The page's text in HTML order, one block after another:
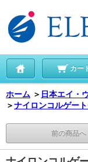
カー
ホーム ＞ 日本エイ・
＞ナイロンコルゲー
前の商品へ